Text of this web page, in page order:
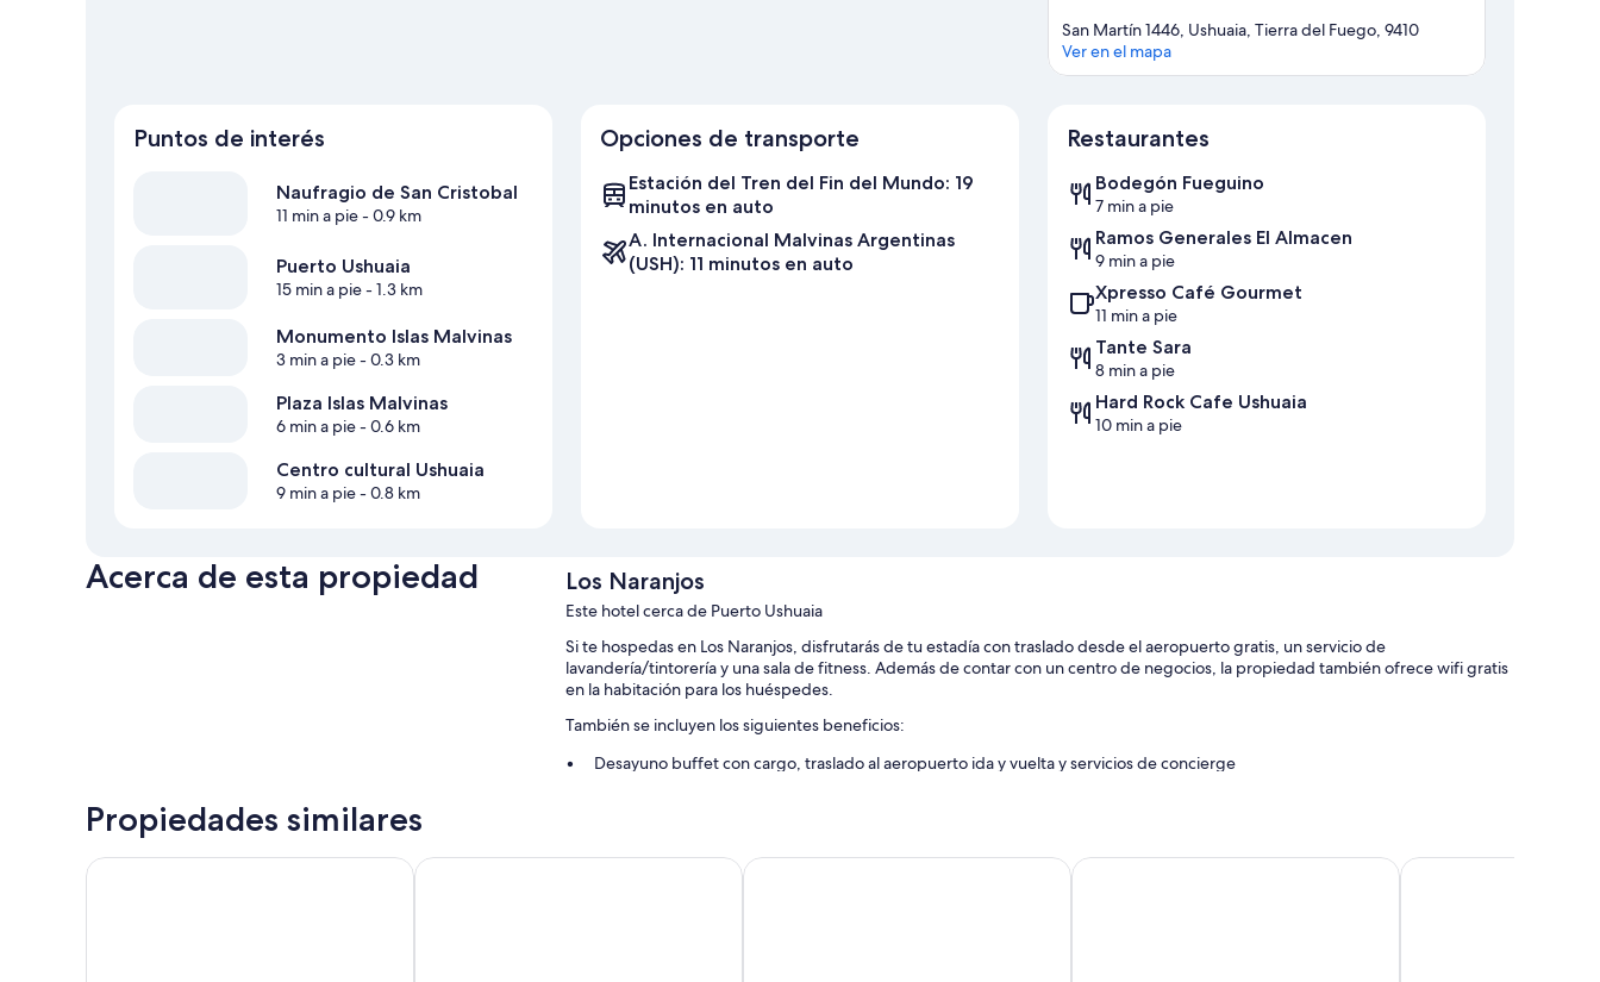
San Martín 1446, Ushuaia, Tierra del Fuego, 9410
Ver en el mapa
Puntos de interés
Naufragio de San Cristobal
11 min a pie- 0.9 km
Puerto Ushuaia
15 min a pie- 1.3 km
Monumento Islas Malvinas
3 min a pie- 0.3 km
Plaza Islas Malvinas
6 min a pie- 0.6 km
Centro cultural Ushuaia
9 min a pie- 0.8 km
Opciones de transporte
Estación del Tren del Fin del Mundo: 19
minutos en auto
A. Internacional Malvinas Argentinas
(USH): 11 minutos en auto
Restaurantes
Bodegón Fueguino
7 min a pie
Ramos Generales El Almacen
9 min a pie
Xpresso Café Gourmet
11 min a pie
Tante Sara
8 min a pie
Hard Rock Cafe Ushuaia
10 min a pie
Acerca de esta propiedad Los Naranjos
Este hotel cerca de Puerto Ushuaia
Si te hospedas en Los Naranjos, disfrutarás de tu estadía con traslado desde el aeropuerto gratis, un servicio de
lavandería/tintorería y una sala de fitness. Además de contar con un centro de negocios, la propiedad también ofrece wifi gratis
en la habitación para los huéspedes.
También se incluyen los siguientes beneficios:
Desayuno buffet con cargo, traslado al aeropuerto ida y vuelta y servicios de concierge
Características de las habitaciones
Propiedades similares
Hostería y Restaurante América Albatros Hotel Hotel Austral Ushuaia Los Ñires Ushuaia Hotel Mustapic